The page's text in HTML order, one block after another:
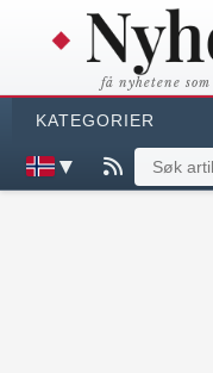
få nyhetene
KATEGORIER
▼